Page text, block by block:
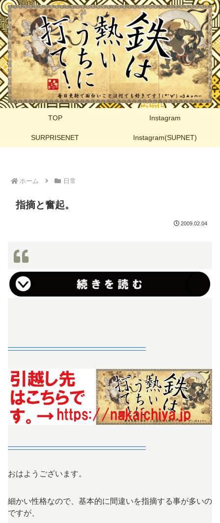
TOP Instagram
SURPRISENET Instagram(SUPNET)
ホーム 日常
指摘と奮起。
2009.02.04
—————————————————–
—————————————————–
おはようございます。
細かい性格なので、基本的に間違いを指摘する事が多いの
ですが、